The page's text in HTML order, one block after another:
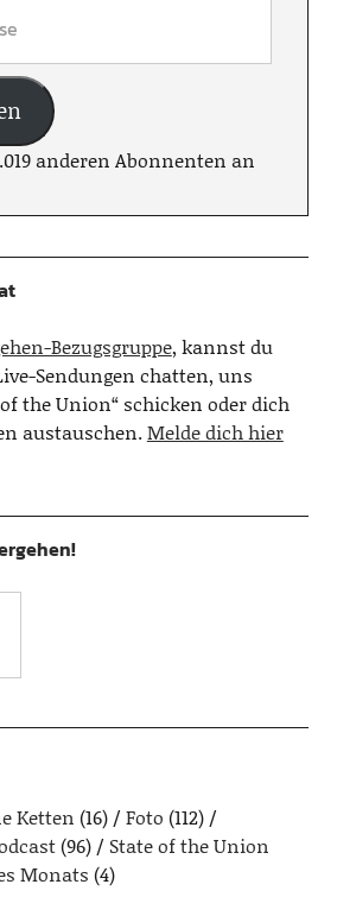
anderen Abonnenten an
Bezugsgruppe, kannst du
Sendungen chatten, uns
the Union“ schicken oder dich
austauschen.Melde dich hier
Ketten (16) Foto (112)
(96)
State of the Union
Monats (4)